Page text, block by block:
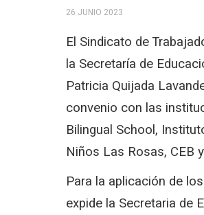
26 JUNIO 2023
El Sindicato de
la Secretaría de
Patricia Quijada
convenio con las
Bilingual School,
Niños Las Rosas, CEB
Para la aplicación de
expide la Secretaria de